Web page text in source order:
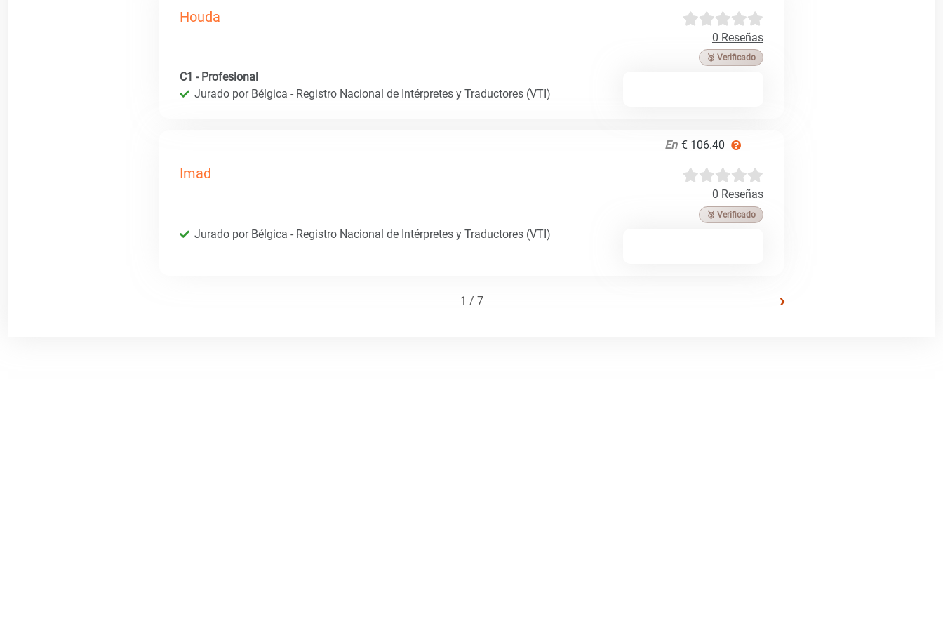
Houda
0 Reseñas
🥉 Verificado
C1 - Profesional
Jurado por Bélgica - Registro Nacional de Intérpretes y Traductores (VTI)
En € 106.40
Imad
0 Reseñas
🥉 Verificado
Jurado por Bélgica - Registro Nacional de Intérpretes y Traductores (VTI)
1 / 7 ›